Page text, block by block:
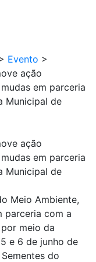
Evento >
ação
em parceria
Municipal de
ação
em parceria
Municipal de
Meio Ambiente,
parceria com a
meio da
e 6 de junho de
do